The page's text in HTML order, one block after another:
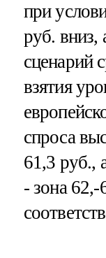
при
руб. вниз,
сценарий
взятия
спроса
61,3 руб.,
- зона 62,-